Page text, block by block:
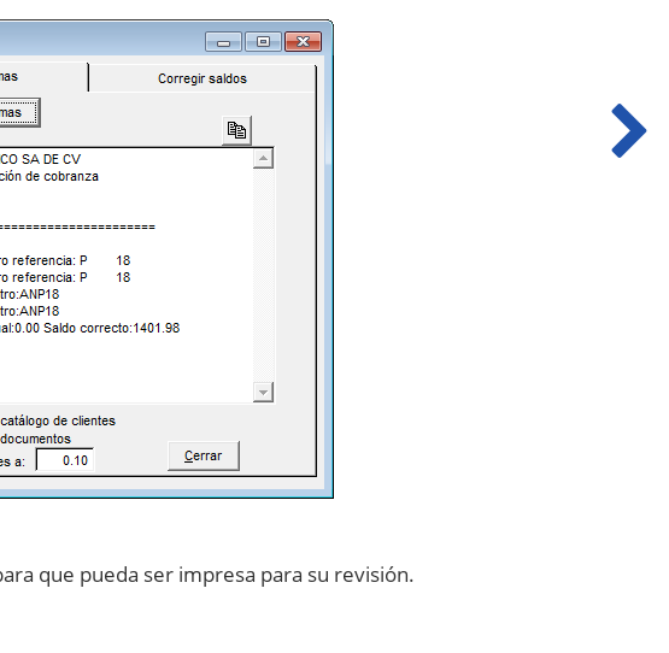
que pueda ser impresa para su revisión.